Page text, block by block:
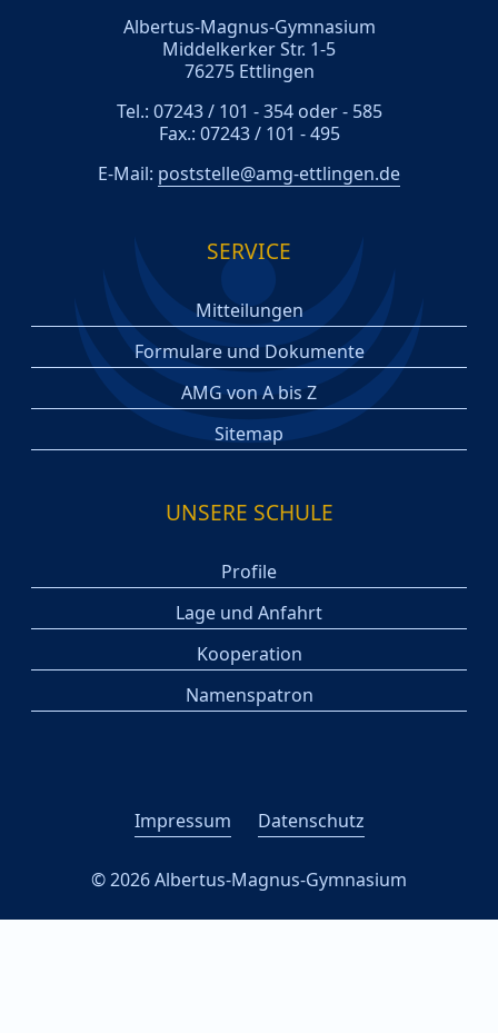
Albertus-Magnus-Gymnasium
Middelkerker Str. 1-5
76275 Ettlingen
Tel.: 07243 / 101 - 354 oder - 585
Fax.: 07243 / 101 - 495
E-Mail: poststelle@amg-ettlingen.de
SERVICE
Mitteilungen
Formulare und Dokumente
AMG von A bis Z
Sitemap
UNSERE SCHULE
Profile
Lage und Anfahrt
Kooperation
Namenspatron
Impressum Datenschutz
© 2026 Albertus-Magnus-Gymnasium